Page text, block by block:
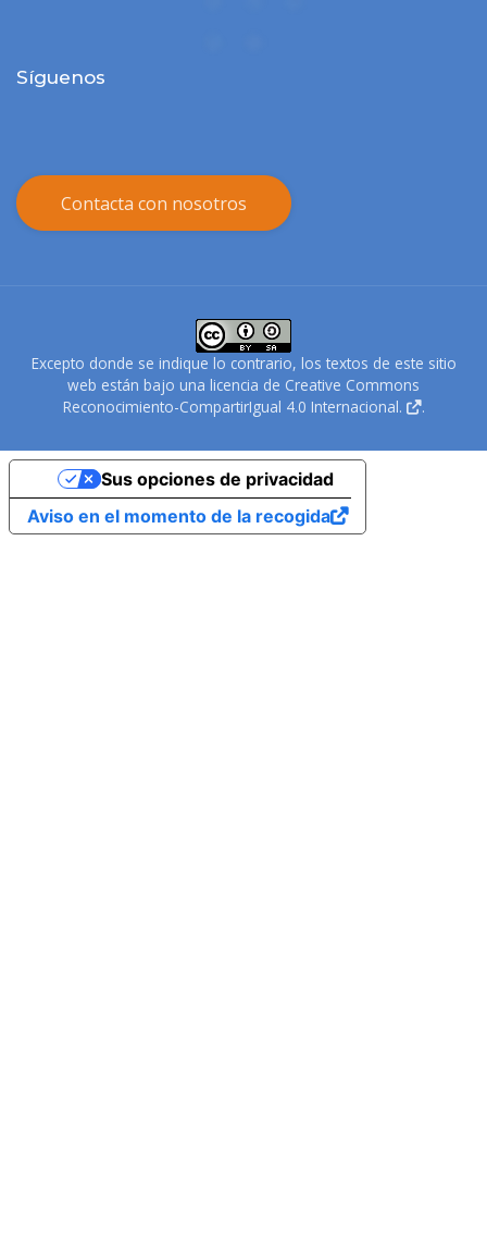
Síguenos
Contacta con nosotros
Excepto donde se indique lo contrario, los textos de este sitio
web están bajo una licencia de Creative Commons
Reconocimiento-CompartirIgual 4.0 Internacional.
.
Aviso en el momento de la recogida
Sus opciones de privacidad